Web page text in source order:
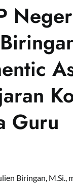
Guru
Biringan, M.Si.,